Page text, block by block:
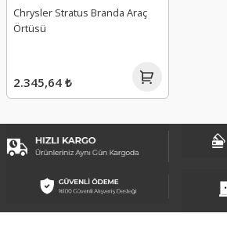
Chrysler Stratus Branda Araç
Örtüsü
2.345,64 ₺